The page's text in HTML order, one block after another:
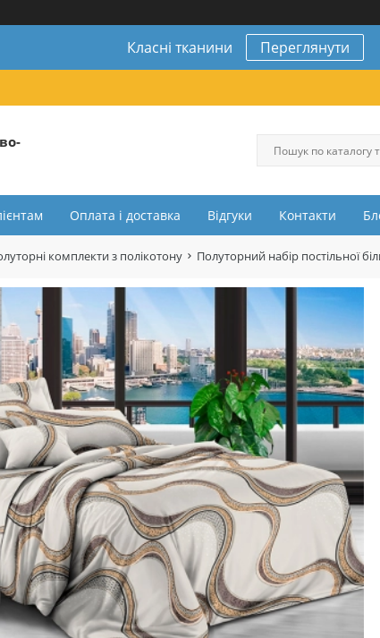
Класні тканини Переглянути
Оплата і доставка Відгуки Контакти
комплекти з полікотону Полуторний набір постільної